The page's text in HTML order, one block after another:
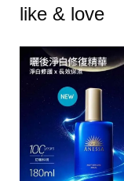
like & love